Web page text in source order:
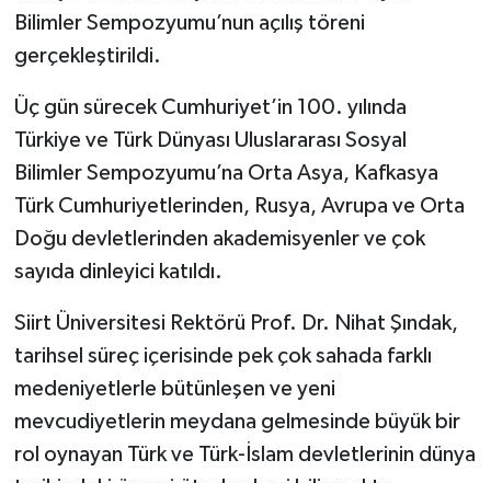
Bilimler Sempozyumu’nun açılış töreni
gerçekleştirildi.
Üç gün sürecek Cumhuriyet’in 100. yılında
Türkiye ve Türk Dünyası Uluslararası Sosyal
Bilimler Sempozyumu’na Orta Asya, Kafkasya
Türk Cumhuriyetlerinden, Rusya, Avrupa ve Orta
Doğu devletlerinden akademisyenler ve çok
sayıda dinleyici katıldı.
Siirt Üniversitesi Rektörü Prof. Dr. Nihat Şındak,
tarihsel süreç içerisinde pek çok sahada farklı
medeniyetlerle bütünleşen ve yeni
mevcudiyetlerin meydana gelmesinde büyük bir
rol oynayan Türk ve Türk-İslam devletlerinin dünya